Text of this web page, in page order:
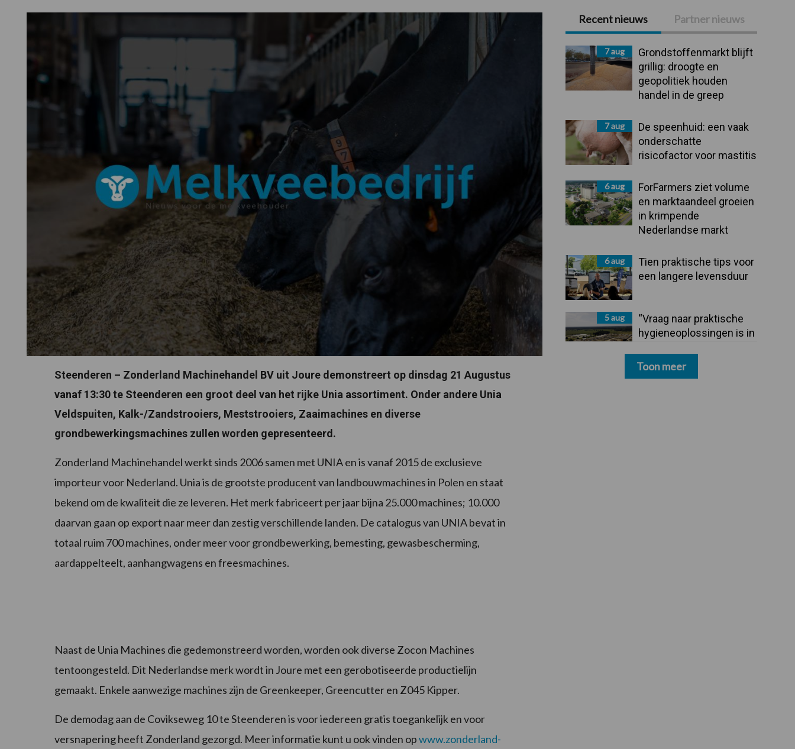
Steenderen – Zonderland Machinehandel BV uit Joure demonstreert op dinsdag 21 Augustus
vanaf 13:30 te Steenderen een groot deel van het rijke Unia assortiment. Onder andere Unia
Veldspuiten, Kalk-/Zandstrooiers, Meststrooiers, Zaaimachines en diverse
grondbewerkingsmachines zullen worden gepresenteerd.
Zonderland Machinehandel werkt sinds 2006 samen met UNIA en is vanaf 2015 de exclusieve
importeur voor Nederland. Unia is de grootste producent van landbouwmachines in Polen en staat
bekend om de kwaliteit die ze leveren. Het merk fabriceert per jaar bijna 25.000 machines; 10.000
daarvan gaan op export naar meer dan zestig verschillende landen. De catalogus van UNIA bevat in
totaal ruim 700 machines, onder meer voor grondbewerking, bemesting, gewasbescherming,
aardappelteelt, aanhangwagens en freesmachines.
Naast de Unia Machines die gedemonstreerd worden, worden ook diverse Zocon Machines
tentoongesteld. Dit Nederlandse merk wordt in Joure met een gerobotiseerde productielijn
gemaakt. Enkele aanwezige machines zijn de Greenkeeper, Greencutter en Z045 Kipper.
De demodag aan de Covikseweg 10 te Steenderen is voor iedereen gratis toegankelijk en voor
versnapering heeft Zonderland gezorgd. Meer informatie kunt u ook vinden opwww.zonderland-
Primaire
Sidebar
Recent nieuws Partner nieuws
7 aug
Grondstoffenmarkt blijft
grillig: droogte en
geopolitiek houden
handel in de greep
7 aug
De speenhuid: een vaak
onderschatte
risicofactor voor mastitis
6 aug
ForFarmers ziet volume
en marktaandeel groeien
in krimpende
Nederlandse markt
6 aug
Tien praktische tips voor
een langere levensduur
5 aug
“Vraag naar praktische
hygieneoplossingen is in
Toon meer